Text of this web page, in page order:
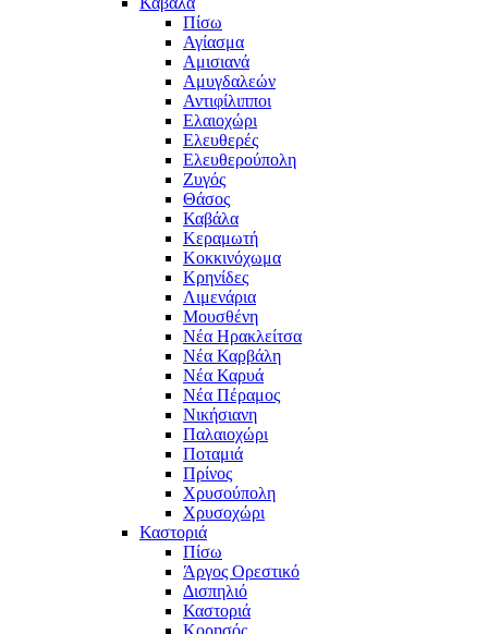
Πίσω
Αγίασμα
Αμισιανά
Αμυγδαλεών
Αντιφίλιπποι
Ελαιοχώρι
Ελευθερές
Ελευθερούπολη
Ζυγός
Θάσος
Καβάλα
Κεραμωτή
Κοκκινόχωμα
Κρηνίδες
Λιμενάρια
Μουσθένη
Νέα Ηρακλείτσα
Νέα Καρβάλη
Νέα Καρυά
Νέα Πέραμος
Νικήσιανη
Παλαιοχώρι
Ποταμιά
Πρίνος
Χρυσούπολη
Χρυσοχώρι
Καστοριά
Πίσω
Άργος Ορεστικό
Δισπηλιό
Καστοριά
Κορησός